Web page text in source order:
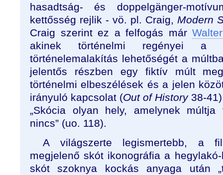
hasadtság- és doppelgänger-
kettősség rejlik - vö. pl. Craig, Modern
Craig szerint ez a felfogás márWalter
akinek történelmi regényei a
történelemalakítás lehetőségét a
jelentős részben egy fiktív múlt
történelmi elbeszélések és a jelen
irányuló kapcsolat (Out of History38-
„Skócia olyan hely, amelynek múltja
nincs” (uo. 118).
A világszerte legismertebb, a
megjelenő skót ikonográfia a
skót szoknya kockás anyaga után